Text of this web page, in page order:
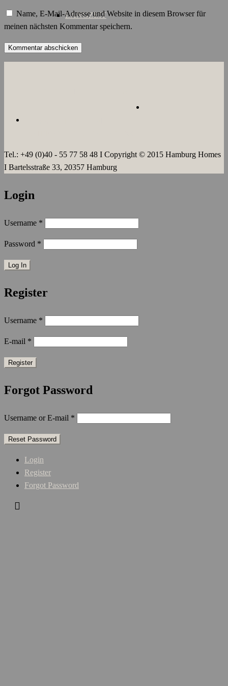
LANGZEIT
Name, E-Mail-Adresse und Website in diesem Browser für
meinen nächsten Kommentar speichern.
Tel.: +49 (0)40 - 55 77 58 48 I Copyright © 2015 Hamburg Homes
I Bartelsstraße 33, 20357 Hamburg
Login
Username *
Password *
Register
Username *
E-mail *
Forgot Password
Username or E-mail *
Login
Register
Forgot Password